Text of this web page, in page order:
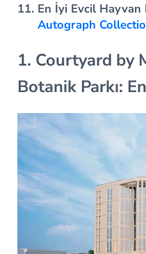
En İyi Evcil
Autograph
1. Courtyard by
Botanik Parkı: